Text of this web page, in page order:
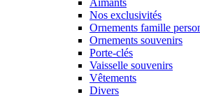
Aimants
Nos exclusivités
Ornements famille
Ornements souvenirs
Porte-clés
Vaisselle souvenirs
Vêtements
Divers